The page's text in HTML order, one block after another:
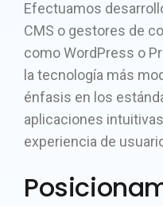
Efectuamos
CMS o gestores de
como WordPress o
la tecnología más
énfasis en los
aplicaciones
experiencia de